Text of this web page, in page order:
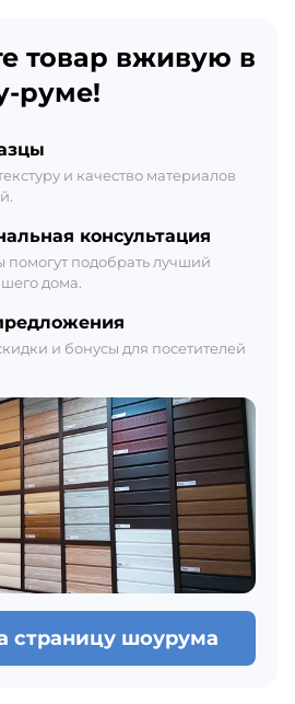
21:00
21:00
товар вживую в
руме!
и качество материалов
консультация
подобрать лучший
дома.
и бонусы для посетителей
страницу шоурума